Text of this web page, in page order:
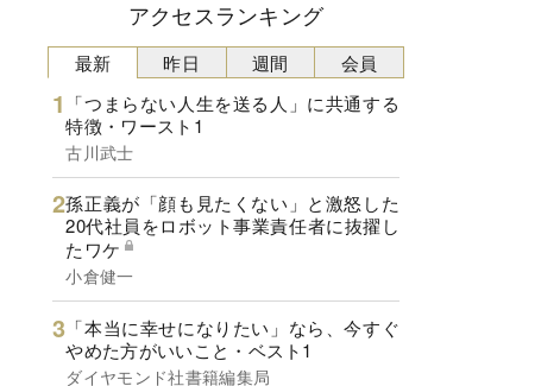
アクセスランキング
最新
「つまらない人生を送る人」に共通する
特徴・ワースト1
古川武士
孫正義が「顔も見たくない」と激怒した
20代社員をロボット事業責任者に抜擢し
たワケ
小倉健一
「本当に幸せになりたい」なら、今すぐ
やめた方がいいこと・ベスト1
ダイヤモンド社書籍編集局
昨日 週間 会員